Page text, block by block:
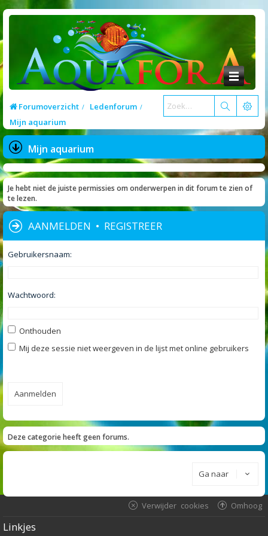
Forumoverzicht
Ledenforum
Mijn aquarium
Mijn aquarium
Je hebt niet de juiste permissies om onderwerpen in dit forum te zien of
te lezen.
AANMELDEN • REGISTREER
Gebruikersnaam:
Wachtwoord:
Onthouden
Mij deze sessie niet weergeven in de lijst met online gebruikers
Deze categorie heeft geen forums.
Ga naar
Omhoog
Verwijder cookies
Linkjes